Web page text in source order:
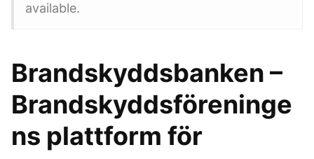
available.
Brandskyddsbanken –
Brandskyddsföreninge
ns plattform för